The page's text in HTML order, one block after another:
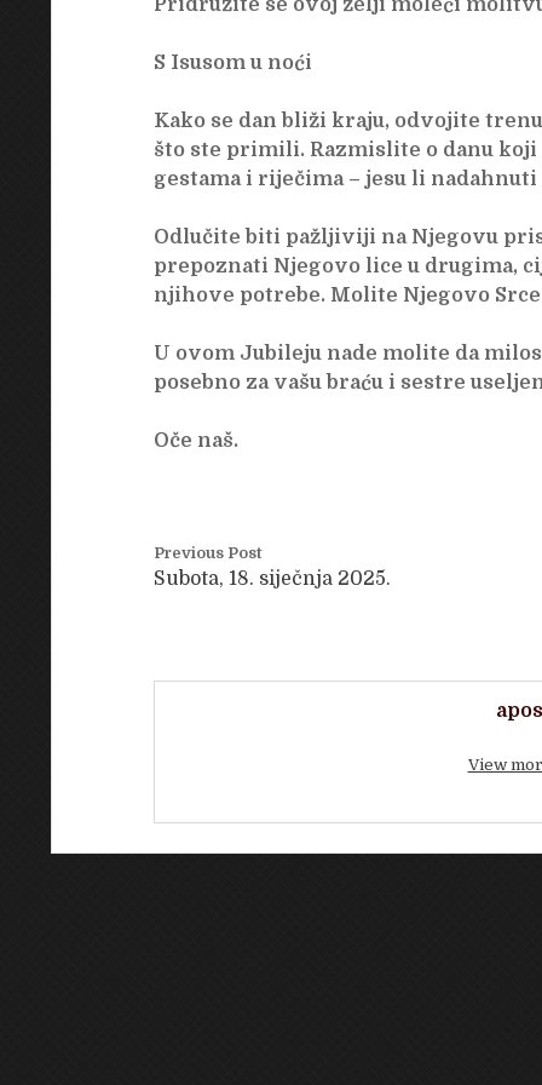
Pridružite se ovoj želji moleći
S Isusom u noći
Kako se dan bliži kraju, odvojite
što ste primili. Razmislite o danu
gestama i riječima – jesu li nadahnuti
Odlučite biti pažljiviji na Njegovu
prepoznati Njegovo lice u drugima,
njihove potrebe. Molite Njegovo
U ovom Jubileju nade molite da
posebno za vašu braću i sestre
Oče naš.
Previous Post
Subota, 18. siječnja 2025.
View